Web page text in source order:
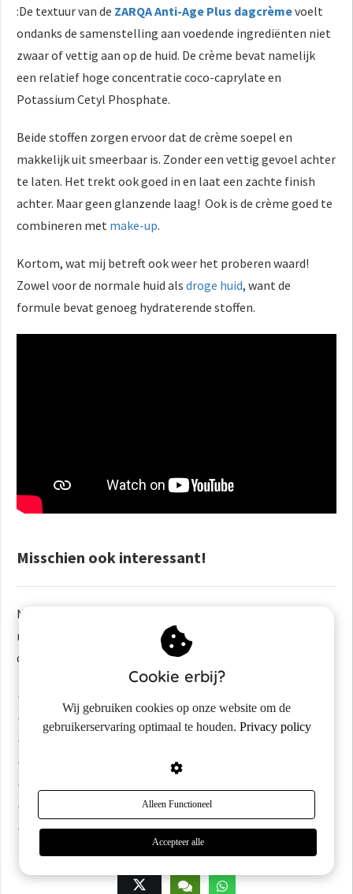
:De textuur van de ZARQA Anti-Age Plus dagcrèmevoelt
ondanks de samenstelling aan voedende ingrediënten niet
zwaar of vettig aan op de huid. De crème bevat namelijk
een relatief hoge concentratie coco-caprylate en
Potassium Cetyl Phosphate.
Beide stoffen zorgen ervoor dat de crème soepel en
makkelijk uit smeerbaar is. Zonder een vettig gevoel achter
te laten. Het trekt ook goed in en laat een zachte finish
achter. Maar geen glanzende laag! Ook is de crème goed te
combineren met make-up.
Kortom, wat mij betreft ook weer het proberen waard!
Zowel voor de normale huid als droge huid, want de
formule bevat genoeg hydraterende stoffen.
Misschien ook interessant!
Naast deze review over de nieuwe ZARQA Plus lijn heb ik
meer reviews online staan. Hieronder vind je de links naar
deze blogs!
ZARQA dry skin cream review
ZARQA anti age creme review
ZARQA serums review
ZARQA zonnefluid review
Cookie erbij?
Wij gebruiken cookies op onze website om de
gebruikerservaring optimaal te houden. Privacy policy
Alleen Functioneel
Accepteer alle